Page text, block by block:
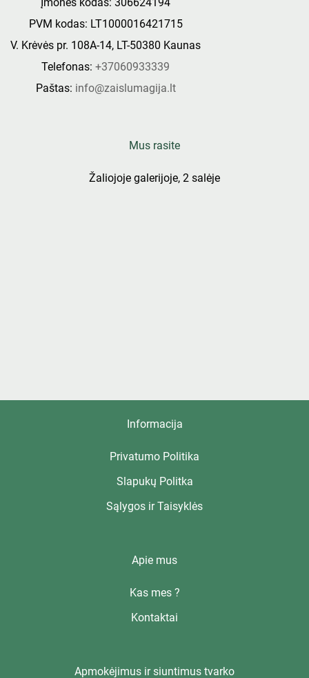
PVM kodas: LT1000016421715
V. Krėvės pr. 108A-14, LT-50380 Kaunas
Telefonas: +37060933339
Paštas: info@zaislumagija.lt
Mus rasite
Žaliojoje galerijoje, 2 salėje
Informacija
Privatumo Politika
Slapukų Politka
Sąlygos ir Taisyklės
Apie mus
Kas mes ?
Kontaktai
Apmokėjimus ir siuntimus tvarko